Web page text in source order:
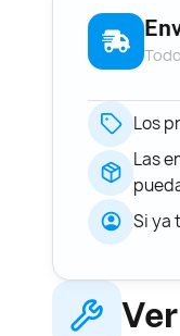
Los
Las
Si ya